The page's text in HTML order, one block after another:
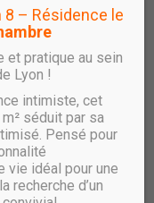
sont soumis à deux
tous les ans,
8 – Résidence le
et pratique au sein
Lyon !
intimiste, cet
séduit par sa
Pensé pour
vie idéal pour une
recherche d’un